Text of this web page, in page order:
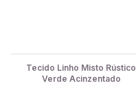
Tecido Linho Misto Rústico
Verde Acinzentado